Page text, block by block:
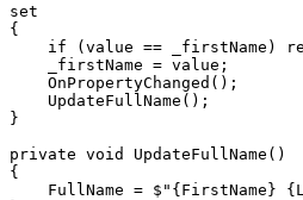
set
{
if (value == _firstName)
    _firstName = value;
    OnPropertyChanged();
    UpdateFullName();
}
private void UpdateFullName()
{
FullName = $"{FirstName}